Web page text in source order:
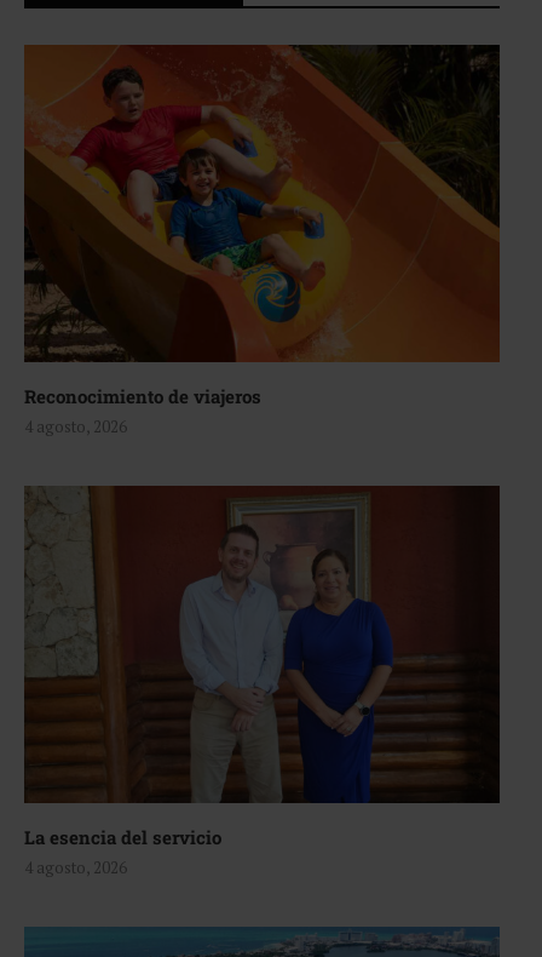
Reconocimiento de viajeros
4 agosto, 2026
La esencia del servicio
4 agosto, 2026